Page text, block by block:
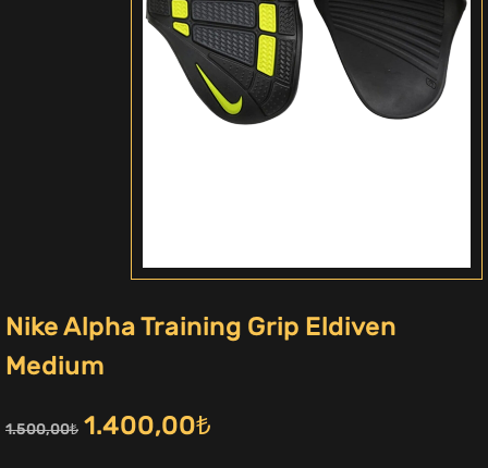
Nike Alpha Training Grip Eldiven
Medium
1.500,00₺ Orijinal
1.400,00₺